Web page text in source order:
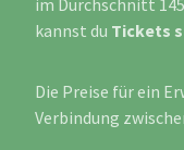
im Durchschnitt
kannst du Tickets
Die Preise für ein
Verbindung